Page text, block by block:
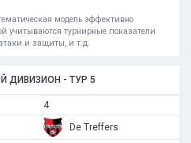
модель эффективно
учитываются турнирные показатели
и защиты, и т.д.
ДИВИЗИОН - ТУР 5
4
De Treffers